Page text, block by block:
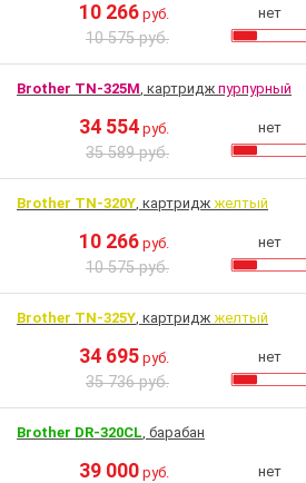
10 266 руб.
10 575 руб.
нет
Brother TN-325M, картридж пурпурный
34 554 руб.
35 589 руб.
нет
Brother TN-320Y, картридж желтый
10 266 руб.
10 575 руб.
нет
Brother TN-325Y, картридж желтый
34 695 руб.
35 736 руб.
нет
Brother DR-320CL, барабан
39 000 руб. нет